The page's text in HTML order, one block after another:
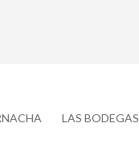
LAS BODEGAS